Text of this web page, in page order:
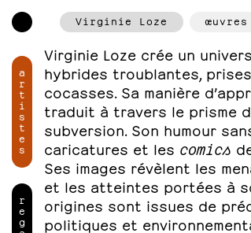
a
r
t
i
s
t
e
s
r
e
g
Virginie Loze œuvres
Virginie Loze crée un
hybrides troublantes,
cocasses. Sa manière
traduit à travers le prisme
subversion. Son humour
caricatures et les comics
Ses images révèlent les
et les atteintes portées à
origines sont issues de
politiques et